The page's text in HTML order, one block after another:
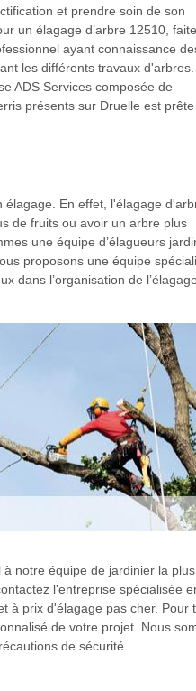
et prendre soin de son
un élagage d’arbre 12510,
ayant connaissance
les différents travaux d'arbres.
ADS Services composée de
présents sur Druelle est prête
En effet, l'élagage
de fruits ou avoir un arbre plus
une équipe d’élagueurs
proposons une équipe
dans l’organisation de l’élagage
notre équipe de jardinier la plus
l'entreprise spécialisée
à prix d'élagage pas cher. Pour
de votre projet. Nous
de sécurité.